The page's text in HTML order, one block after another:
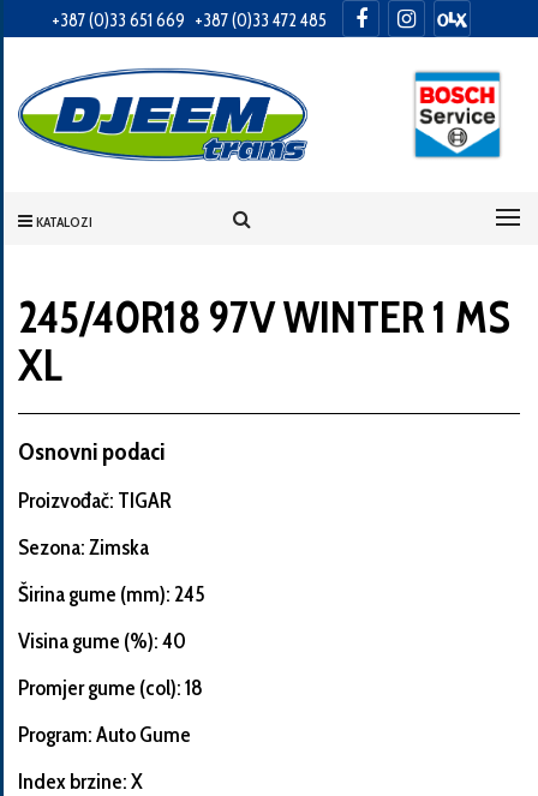
+387 (0)33 651 669 +387 (0)33 472 485
KATALOZI
Informacije
o
Vaša
Broj
Informacije
o
245/40R18 97V WINTER 1 MS
XL
Osnovni podaci
Proizvođač: TIGAR
Sezona: Zimska
Širina gume (mm): 245
Visina gume (%): 40
Promjer gume (col): 18
Program: Auto Gume
Index brzine: X